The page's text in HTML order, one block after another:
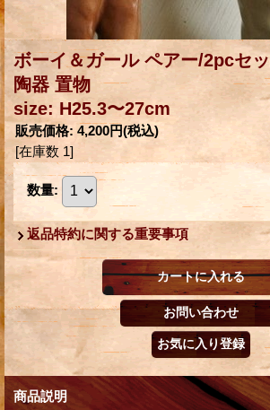
ボーイ＆ガール ペアー/2pcセ
陶器 置物
size: H25.3〜27cm
販売価格: 4,200円(税込)
[在庫数 1]
数量:
返品特約に関する重要事項
商品説明